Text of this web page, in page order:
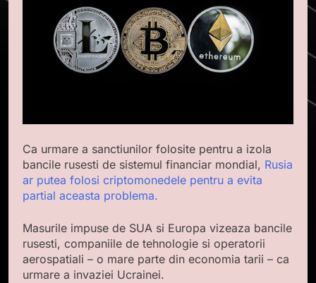
Ca urmare a sanctiunilor folosite pentru a izola
bancile rusesti de sistemul financiar mondial, Rusia
ar putea folosi criptomonedele pentru a evita
partial aceasta problema.
Masurile impuse de SUA si Europa vizeaza bancile
rusesti, companiile de tehnologie si operatorii
aerospatiali – o mare parte din economia tarii – ca
urmare a invaziei Ucrainei.